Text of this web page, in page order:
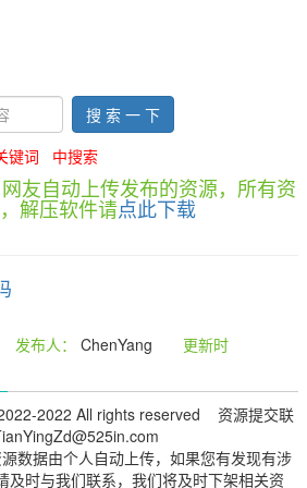
搜 索 一 下
键词 中搜索
友自动上传发布的资源，所有资
解压软件请点此下载
发布人： ChenYang 更新时
2022 All rights reserved 资源提交联
数据由个人自动上传，如果您有发现有涉
及时与我们联系，我们将及时下架相关资